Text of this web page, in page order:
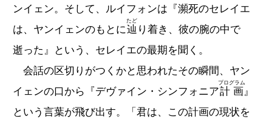
ンイェン。そして、ルイフォンは『瀕死のセレイエ
は、ヤンイェンのもとに辿
たど
り着き、彼の腕の中で
逝った』という、セレイエの最期を聞く。
会話の区切りがつくかと思われたその瞬間、ヤン
イェンの口から『デヴァイン・シンフォニア計画
プログラム
』
という言葉が飛び出す。「君は、この計画の現状を